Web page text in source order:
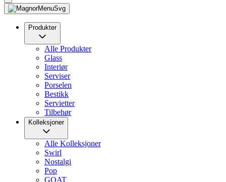
Produkter
Alle Produkter
Glass
Interiør
Serviser
Porselen
Bestikk
Servietter
Tilbehør
Kolleksjoner
Alle Kolleksjoner
Swirl
Nostalgi
Pop
GOAT